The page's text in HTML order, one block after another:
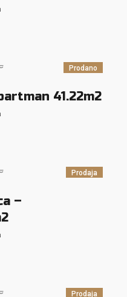
Prodano
41.22m2
Prodaja
–
Prodaja